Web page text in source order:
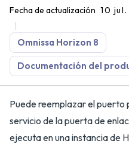
Fecha de actualización 10
Omnissa Horizon 8
Documentación del
Puede reemplazar el
servicio de la puerta de
ejecuta en una instancia de